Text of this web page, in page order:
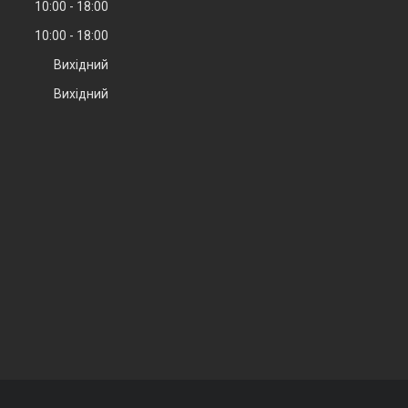
10:00
18:00
10:00
18:00
Вихідний
Вихідний